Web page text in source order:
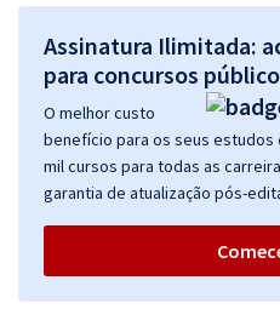
Assinatura Ilimitada:
para concursos
O melhor custo
benefício para os seus estudos
mil cursos para todas as
garantia de atualização pós-